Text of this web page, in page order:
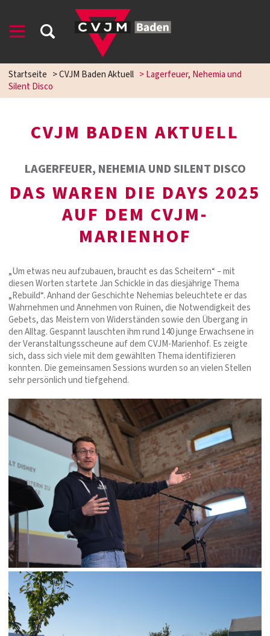
Startseite >CVJM Baden Aktuell >Lagerfeuer, Nehemia und
Silent Disco
CVJM BADEN AKTUELL
LAGERFEUER, NEHEMIA UND SILENT DISCO
DAS WAREN DIE DAYS 2025
AUF DEM CVJM-
MARIENHOF
„Um etwas neu aufzubauen, braucht es das Scheitern“ – mit
diesen Worten startete Jan Schickle in das diesjährige Thema
„Rebuild“. Anhand der Geschichte Nehemias beleuchtete er das
Wahrnehmen und Annehmen von Ruinen, die Notwendigkeit des
Gebets, das Meistern von Widerständen sowie den Übergang in
den Alltag. Gespannt lauschten ihm rund 140 junge Erwachsene in
der Veranstaltungsscheune auf dem CVJM-Marienhof. Es zeigte
sich, dass sich viele mit dem gewählten Thema identifizieren
konnten. Die gemeinsamen Sessions wurden so an vielen Stellen
sehr persönlich und tiefgehend.